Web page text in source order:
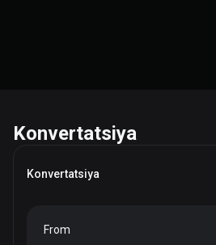
Konvertatsiya
Konvertatsiya
From